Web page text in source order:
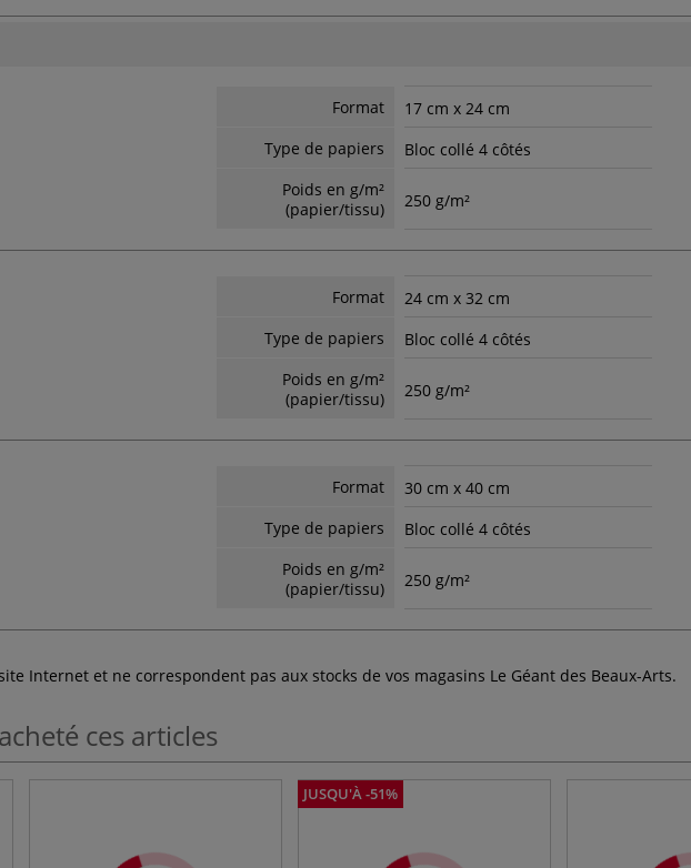
Format
17 cm x 24 cm
Type de papiers
Bloc collé 4 côtés
Poids en g/m²
(papier/tissu)
250 g/m²
Format
24 cm x 32 cm
Type de papiers
Bloc collé 4 côtés
Poids en g/m²
(papier/tissu)
250 g/m²
Format
30 cm x 40 cm
Type de papiers
Bloc collé 4 côtés
Poids en g/m²
(papier/tissu)
250 g/m²
Internet et ne correspondent pas aux stocks de vos magasins Le Géant des Beaux-Arts.
ces articles
JUSQU'À -51%